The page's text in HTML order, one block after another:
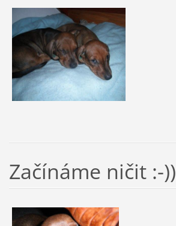
Začínáme ničit :-))